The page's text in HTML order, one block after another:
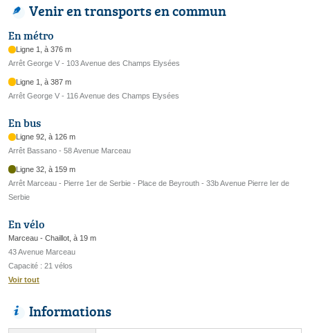
Venir en transports en commun
En métro
Ligne 1, à 376 m
Arrêt George V - 103 Avenue des Champs Elysées
Ligne 1, à 387 m
Arrêt George V - 116 Avenue des Champs Elysées
En bus
Ligne 92, à 126 m
Arrêt Bassano - 58 Avenue Marceau
Ligne 32, à 159 m
Arrêt Marceau - Pierre 1er de Serbie - Place de Beyrouth - 33b Avenue Pierre Ier de
Serbie
En vélo
Marceau - Chaillot, à 19 m
43 Avenue Marceau
Capacité : 21 vélos
Voir tout
Informations